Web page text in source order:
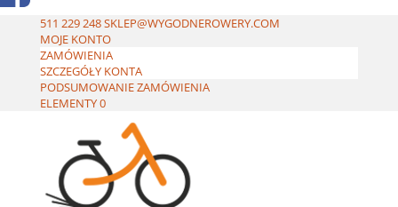
511 229 248SKLEP@WYGODNEROWERY.COM
MOJE KONTO
ZAMÓWIENIA
SZCZEGÓŁY KONTA
PODSUMOWANIE ZAMÓWIENIA
ELEMENTY 0